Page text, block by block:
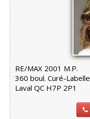
RE/MAX 2001 M.P.
360 boul. Curé-Labelle
Laval QC H7P 2P1